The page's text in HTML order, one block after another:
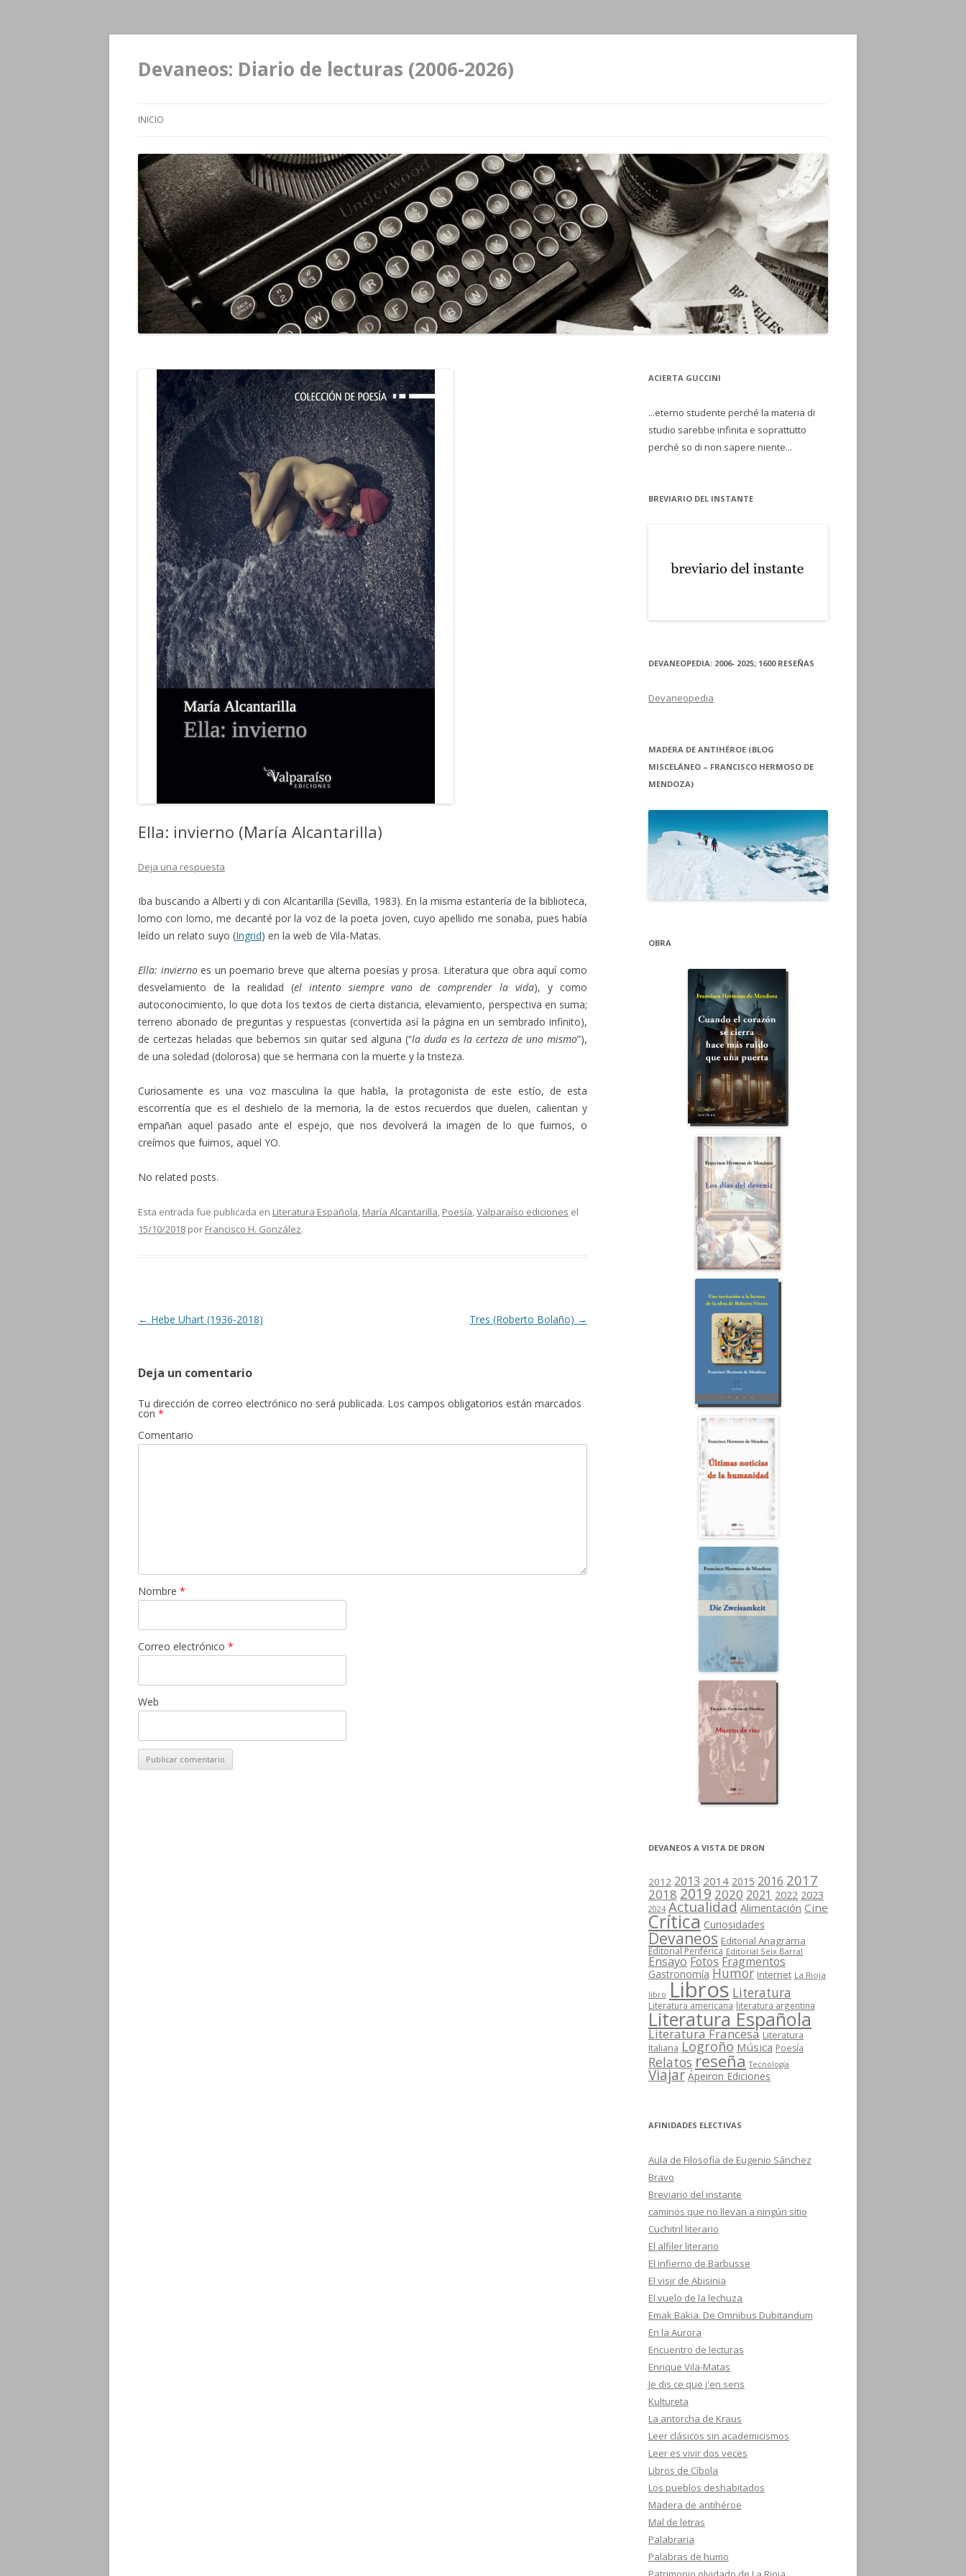
Devaneos: Diario de lecturas (2006-2026)
INICIO
Ella: invierno (María Alcantarilla)
Deja una respuesta
Iba buscando a Alberti y di con Alcantarilla (Sevilla, 1983). En la misma estantería de la biblioteca,
lomo con lomo, me decanté por la voz de la poeta joven, cuyo apellido me sonaba, pues había
leído un relato suyo (Ingrid) en la web de Vila-Matas.
Ella: inviernoes un poemario breve que alterna poesías y prosa. Literatura que obra aquí como
desvelamiento de la realidad (el intento siempre vano de comprender la vida), y como
autoconocimiento, lo que dota los textos de cierta distancia, elevamiento, perspectiva en suma;
terreno abonado de preguntas y respuestas (convertida así la página en un sembrado infinito),
de certezas heladas que bebemos sin quitar sed alguna (“la duda es la certeza de uno mismo”),
de una soledad (dolorosa) que se hermana con la muerte y la tristeza.
Curiosamente es una voz masculina la que habla, la protagonista de este estío, de esta
escorrentía que es el deshielo de la memoria, la de estos recuerdos que duelen, calientan y
empañan aquel pasado ante el espejo, que nos devolverá la imagen de lo que fuimos, o
creímos que fuimos, aquel YO.
No related posts.
Esta entrada fue publicada en Literatura Española, María Alcantarilla, Poesía,Valparaíso ediciones el
15/10/2018 por Francisco H. González.
Navegación de entradas
← Hebe Uhart (1936-2018) Tres (Roberto Bolaño) →
Deja un comentario
Tu dirección de correo electrónico no será publicada. Los campos obligatorios están marcados
con *
Comentario
Nombre *
Correo electrónico *
Web
ACIERTA GUCCINI
...eterno studente perché la materia di
studio sarebbe infinita e soprattutto
perché so di non sapere niente...
BREVIARIO DEL INSTANTE
DEVANEOPEDIA: 2006- 2025; 1600 RESEÑAS
Devaneopedia
MADERA DE ANTIHÉROE (BLOG
MISCELÁNEO – FRANCISCO HERMOSO DE
MENDOZA)
OBRA
DEVANEOS A VISTA DE DRON
2012 2013 2014 2015 2016 2017
2018 2019 2020 2021 2022 2023
2024 Actualidad Alimentación Cine
Crítica Curiosidades
Devaneos Editorial Anagrama
Editorial Periférica Editorial Seix Barral
Ensayo Fotos Fragmentos
Gastronomía Humor Internet La Rioja
libro Libros Literatura
Literatura americana literatura argentina
Literatura Española
Literatura Francesa Literatura
Italiana Logroño Música Poesía
Relatos reseña Tecnología
Viajar Ápeiron Ediciones
AFINIDADES ELECTIVAS
Aula de Filosofía de Eugenio Sánchez
Bravo
Breviario del instante
caminos que no llevan a ningún sitio
Cuchitril literario
El alfiler literario
El infierno de Barbusse
El visir de Abisinia
El vuelo de la lechuza
Emak Bakia. De Omnibus Dubitandum
En la Aurora
Encuentro de lecturas
Enrique Vila-Matas
Je dis ce que j'en sens
Kultureta
La antorcha de Kraus
Leer clásicos sin academicismos
Leer es vivir dos veces
Libros de Cíbola
Los pueblos deshabitados
Madera de antihéroe
Mal de letras
Palabraria
Palabras de humo